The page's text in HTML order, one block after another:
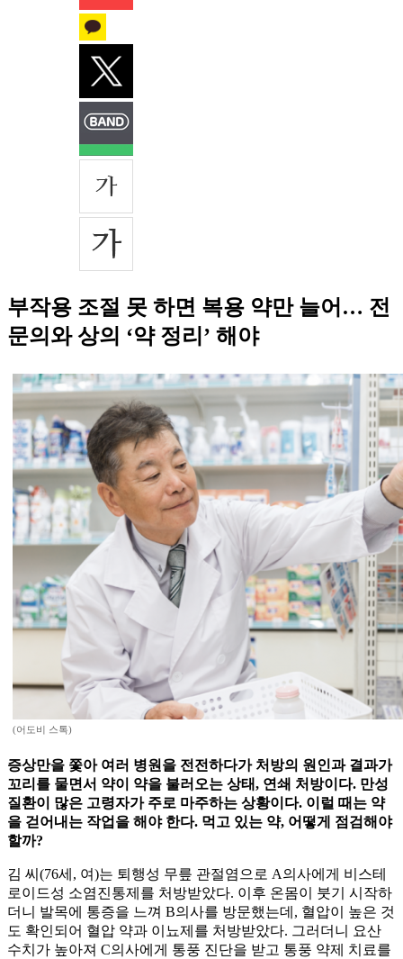
부작용 조절 못 하면 복용 약만 늘어… 전
문의와 상의 ‘약 정리’ 해야
(어도비 스톡)
증상만을 쫓아 여러 병원을 전전하다가 처방의 원인과 결과가
꼬리를 물면서 약이 약을 불러오는 상태, 연쇄 처방이다. 만성
질환이 많은 고령자가 주로 마주하는 상황이다. 이럴 때는 약
을 걷어내는 작업을 해야 한다. 먹고 있는 약, 어떻게 점검해야
할까?
김 씨(76세, 여)는 퇴행성 무릎 관절염으로 A의사에게 비스테
로이드성 소염진통제를 처방받았다. 이후 온몸이 붓기 시작하
더니 발목에 통증을 느껴 B의사를 방문했는데, 혈압이 높은 것
도 확인되어 혈압 약과 이뇨제를 처방받았다. 그러더니 요산
수치가 높아져 C의사에게 통풍 진단을 받고 통풍 약제 치료를